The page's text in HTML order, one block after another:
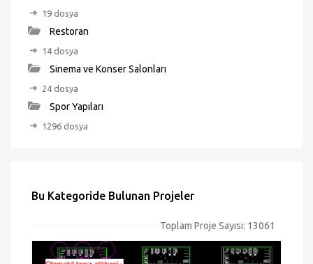
19 dosya
Restoran
14 dosya
Sinema ve Konser Salonları
24 dosya
Spor Yapıları
1296 dosya
Bu Kategoride Bulunan Projeler
Toplam Proje Sayısı: 13061